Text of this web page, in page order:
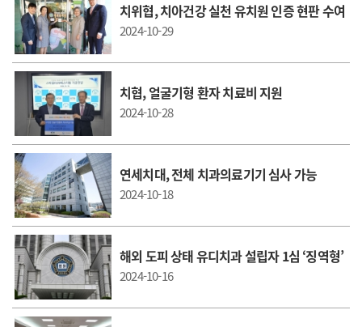
치위협, 치아건강 실천 유치원 인증 현판 수여
2024-10-29
치협, 얼굴기형 환자 치료비 지원
2024-10-28
연세치대, 전체 치과의료기기 심사 가능
2024-10-18
해외 도피 상태 유디치과 설립자 1심 ‘징역형’
2024-10-16